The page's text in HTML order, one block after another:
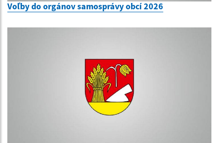
Voľby do orgánov samosprávy obcí 2026